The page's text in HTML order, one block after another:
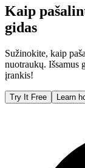
Kaip
gidas
Sužinokite, kaip
nuotraukų. Išsamus
įrankis!
Try It Free Learn